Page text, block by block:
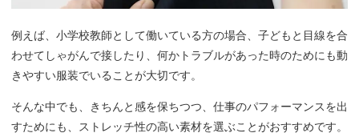
例えば、小学校教師として働いている方の場合、子どもと目線を合
わせてしゃがんで接したり、何かトラブルがあった時のためにも動
きやすい服装でいることが大切です。
そんな中でも、きちんと感を保ちつつ、仕事のパフォーマンスを出
すためにも、ストレッチ性の高い素材を選ぶことがおすすめです。